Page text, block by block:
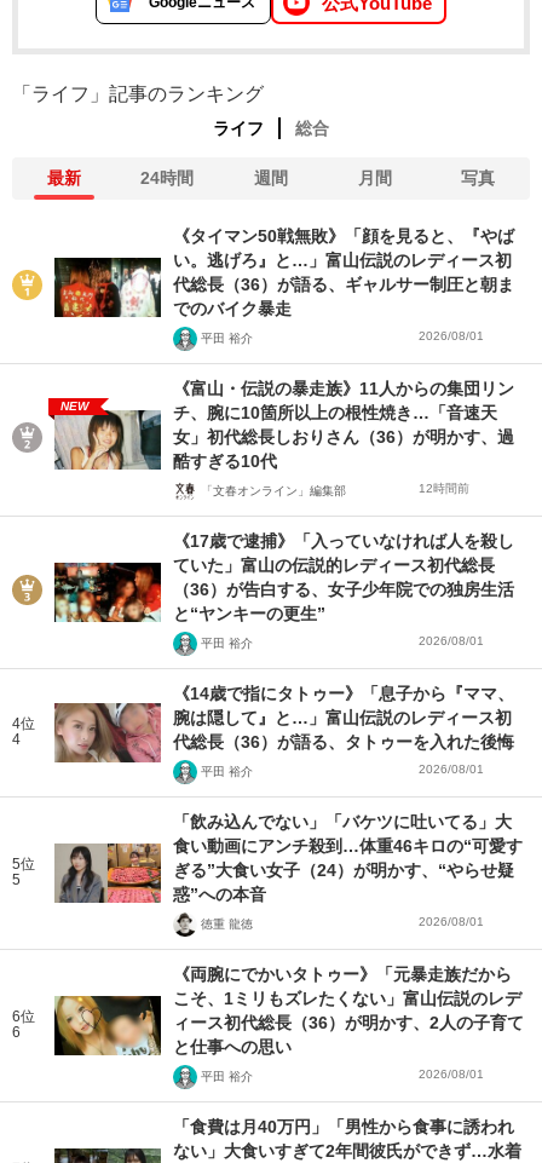
「ライフ」記事のランキング
ライフ 総合
最新 24時間 週間 月間 写真
《タイマン50戦無敗》「顔を見ると、『やば
い。逃げろ』と…」富山伝説のレディース初
代総長（36）が語る、ギャルサー制圧と朝ま
でのバイク暴走
平田 裕介 2026/08/01
NEW
《富山・伝説の暴走族》11人からの集団リン
チ、腕に10箇所以上の根性焼き…「音速天
女」初代総長しおりさん（36）が明かす、過
酷すぎる10代
「文春オンライン」編集部 12時間前
《17歳で逮捕》「入っていなければ人を殺し
ていた」富山の伝説的レディース初代総長
（36）が告白する、女子少年院での独房生活
と“ヤンキーの更生”
平田 裕介 2026/08/01
4位
4
《14歳で指にタトゥー》「息子から『ママ、
腕は隠して』と…」富山伝説のレディース初
代総長（36）が語る、タトゥーを入れた後悔
平田 裕介 2026/08/01
5位
5
「飲み込んでない」「バケツに吐いてる」大
食い動画にアンチ殺到…体重46キロの“可愛す
ぎる”大食い女子（24）が明かす、“やらせ疑
惑”への本音
徳重 龍徳 2026/08/01
6位
6
《両腕にでかいタトゥー》「元暴走族だから
こそ、1ミリもズレたくない」富山伝説のレデ
ィース初代総長（36）が明かす、2人の子育て
と仕事への思い
平田 裕介 2026/08/01
「食費は月40万円」「男性から食事に誘われ
ない」大食いすぎて2年間彼氏ができず…水着